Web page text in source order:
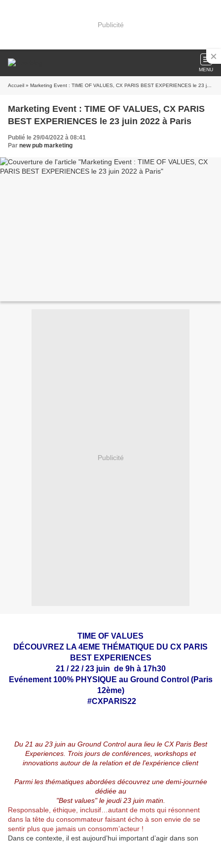
Publicité
MENU
Accueil » Marketing Event : TIME OF VALUES, CX PARIS BEST EXPERIENCES le 23 juin 2022 à Paris
Marketing Event : TIME OF VALUES, CX PARIS
BEST EXPERIENCES le 23 juin 2022 à Paris
Publié le 29/04/2022 à 08:41
Par new pub marketing
Publicité
TIME OF VALUES
DÉCOUVREZ LA 4EME THÉMATIQUE DU CX PARIS
BEST EXPERIENCES
21 / 22 / 23 juin de 9h à 17h30
Evénement 100% PHYSIQUE au Ground Control (Paris
12ème)
#CXPARIS22
Du 21 au 23 juin au Ground Control aura lieu le CX Paris Best
Experiences. Trois jours de conférences, workshops et
innovations autour de la relation et de l'expérience client
Parmi les thématiques abordées découvrez une demi-journée
dédiée au
"Best values" le jeudi 23 juin matin.
Responsable, éthique, inclusif…autant de mots qui résonnent
dans la tête du consommateur faisant écho à son envie de se
sentir plus que jamais un consomm’acteur !
Dans ce contexte, il est aujourd’hui important d’agir dans son